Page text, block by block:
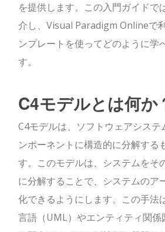
を提供します。この入門ガイドで
介し、Visual Paradigm Onlineで
ンプレートを使ってどのように学
す。
C4モデルとは何か
C4モデルは、ソフトウェアシステ
ンポーネントに構造的に分解する
す。このモデルは、システムをそ
に分解することで、システムのア
化できるようにします。この手法
言語（UML）やエンティティ関係